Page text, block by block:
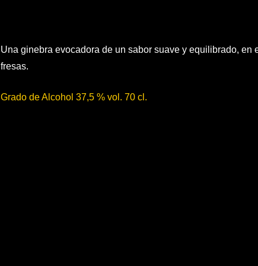
Una ginebra evocadora de un sabor suave y equilibrado,
fresas.
Grado de Alcohol 37,5 % vol. 70 cl.